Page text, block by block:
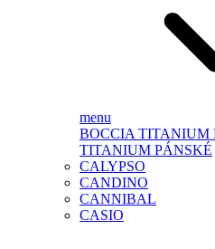
menu
BOCCIA TITANIUM
TITANIUM PÁNSKÉ
CALYPSO
CANDINO
CANNIBAL
CASIO